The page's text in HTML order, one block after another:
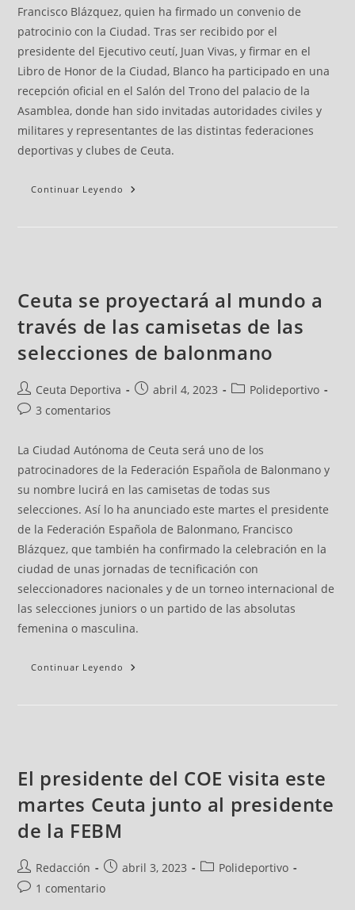
Francisco Blázquez, quien ha firmado un convenio de
patrocinio con la Ciudad. Tras ser recibido por el
presidente del Ejecutivo ceutí, Juan Vivas, y firmar en el
Libro de Honor de la Ciudad, Blanco ha participado en una
recepción oficial en el Salón del Trono del palacio de la
Asamblea, donde han sido invitadas autoridades civiles y
militares y representantes de las distintas federaciones
deportivas y clubes de Ceuta.
Continuar Leyendo
Ceuta se proyectará al mundo a
través de las camisetas de las
selecciones de balonmano
Ceuta Deportiva abril 4, 2023
Polideportivo
3 comentarios
La Ciudad Autónoma de Ceuta será uno de los
patrocinadores de la Federación Española de Balonmano y
su nombre lucirá en las camisetas de todas sus
selecciones. Así lo ha anunciado este martes el presidente
de la Federación Española de Balonmano, Francisco
Blázquez, que también ha confirmado la celebración en la
ciudad de unas jornadas de tecnificación con
seleccionadores nacionales y de un torneo internacional de
las selecciones juniors o un partido de las absolutas
femenina o masculina.
Continuar Leyendo
El presidente del COE visita este
martes Ceuta junto al presidente
de la FEBM
Redacción abril 3, 2023
Polideportivo
1 comentario